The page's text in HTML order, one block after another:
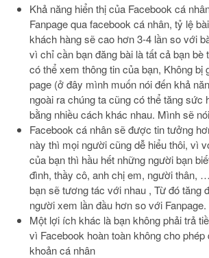
Khả năng hiển thị của Facebook cá
Fanpage qua facebook cá nhân, tỷ lệ
khách hàng sẽ cao hơn 3-4 lần so với
vì chỉ cần bạn đăng bài là tất cả bạn bè
có thể xem thông tin của bạn, Không bị
page (ở đây mình muốn nói đến khả
ngoài ra chúng ta cũng có thể tăng sức
bằng nhiều cách khác nhau. Mình sẽ
Facebook cá nhân sẽ được tin tưởng
này thì mọi người cũng dễ hiểu thôi, vì
của bạn thì hầu hết những người bạn
đình, thầy cô, anh chị em, người thân,
bạn sẽ tương tác với nhau , Từ đó tăng
người xem lần đầu hơn so với Fanpage.
Một lợi ích khác là bạn không phải trả
vì Facebook hoàn toàn không cho phép
khoản cá nhân